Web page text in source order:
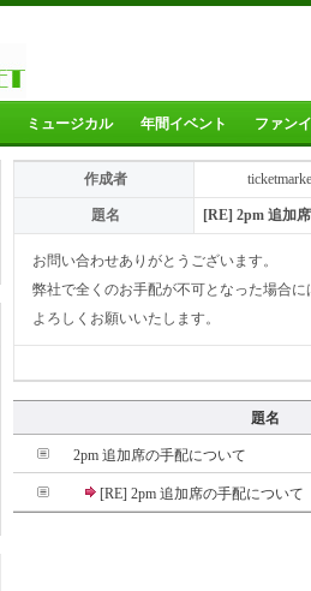
ミュージカル 年間イベント ファン
作成者
題名 [RE] 2pm 追加
お問い合わせありがとうございます。
弊社で全くのお手配が不可となった場合
よろしくお願いいたします。
題名
2pm 追加席の手配について
[RE] 2pm 追加席の手配について